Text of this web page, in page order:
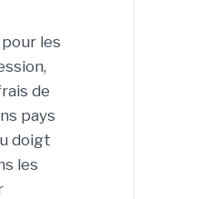
les
de
pays
doigt
les